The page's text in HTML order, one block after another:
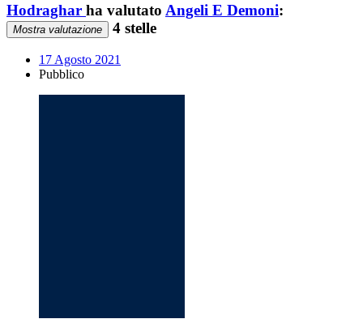
Hodraghar ha valutato Angeli E Demoni:
Mostra valutazione 4 stelle
17 Agosto 2021
Pubblico